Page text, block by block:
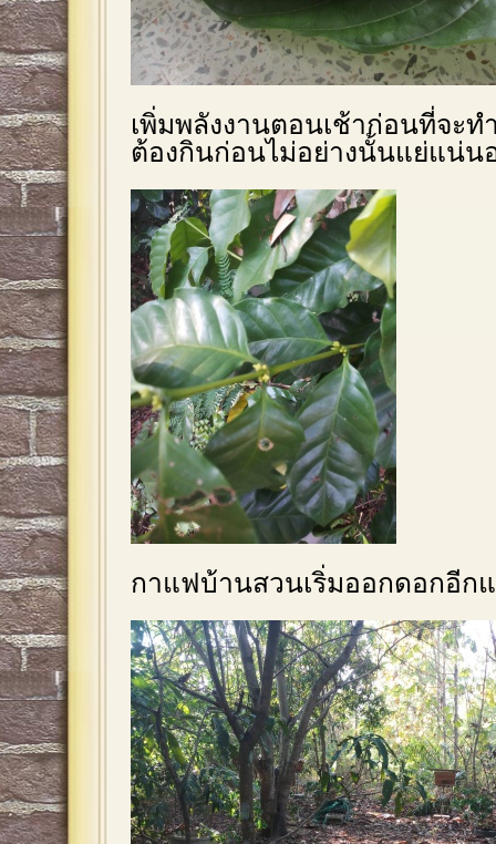
เพิ่มพลังงานตอนเช้าก่อนที่จะท
ต้องกินก่อนไม่อย่างนั้นแย่แน่น
กาแฟบ้านสวนเริ่มออกดอกอีก